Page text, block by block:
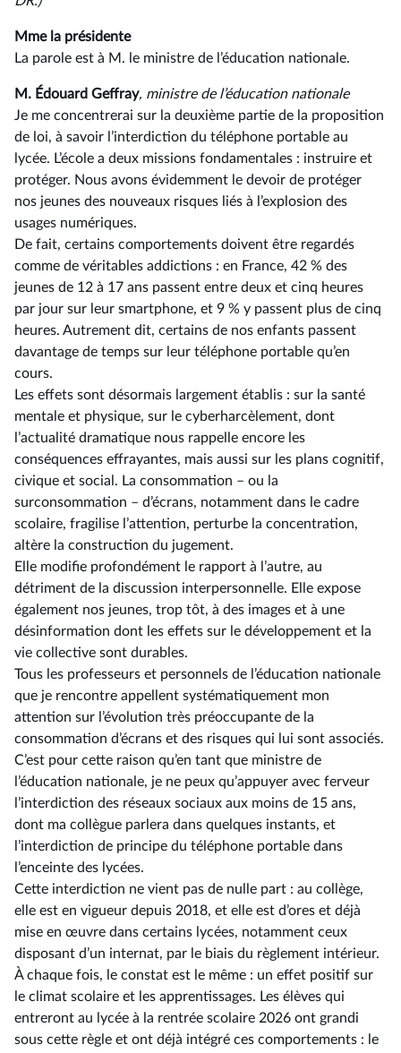
Mme la présidente
La parole est à M. le ministre de l’éducation nationale.
M. Édouard Geffray, ministre de l’éducation nationale
Je me concentrerai sur la deuxième partie de la proposition
de loi, à savoir l’interdiction du téléphone portable au
lycée. L’école a deux missions fondamentales : instruire et
protéger. Nous avons évidemment le devoir de protéger
nos jeunes des nouveaux risques liés à l’explosion des
usages numériques.
De fait, certains comportements doivent être regardés
comme de véritables addictions : en France, 42 % des
jeunes de 12 à 17 ans passent entre deux et cinq heures
par jour sur leur smartphone, et 9 % y passent plus de cinq
heures. Autrement dit, certains de nos enfants passent
davantage de temps sur leur téléphone portable qu’en
cours.
Les effets sont désormais largement établis : sur la santé
mentale et physique, sur le cyberharcèlement, dont
l’actualité dramatique nous rappelle encore les
conséquences effrayantes, mais aussi sur les plans cognitif,
civique et social. La consommation –⁠ ou la
surconsommation – d’écrans, notamment dans le cadre
scolaire, fragilise l’attention, perturbe la concentration,
altère la construction du jugement.
Elle modifie profondément le rapport à l’autre, au
détriment de la discussion interpersonnelle. Elle expose
également nos jeunes, trop tôt, à des images et à une
désinformation dont les effets sur le développement et la
vie collective sont durables.
Tous les professeurs et personnels de l’éducation nationale
que je rencontre appellent systématiquement mon
attention sur l’évolution très préoccupante de la
consommation d’écrans et des risques qui lui sont associés.
C’est pour cette raison qu’en tant que ministre de
l’éducation nationale, je ne peux qu’appuyer avec ferveur
l’interdiction des réseaux sociaux aux moins de 15 ans,
dont ma collègue parlera dans quelques instants, et
l’interdiction de principe du téléphone portable dans
l’enceinte des lycées.
Cette interdiction ne vient pas de nulle part : au collège,
elle est en vigueur depuis 2018, et elle est d’ores et déjà
mise en œuvre dans certains lycées, notamment ceux
disposant d’un internat, par le biais du règlement intérieur.
À chaque fois, le constat est le même : un effet positif sur
le climat scolaire et les apprentissages. Les élèves qui
entreront au lycée à la rentrée scolaire 2026 ont grandi
sous cette règle et ont déjà intégré ces comportements : le